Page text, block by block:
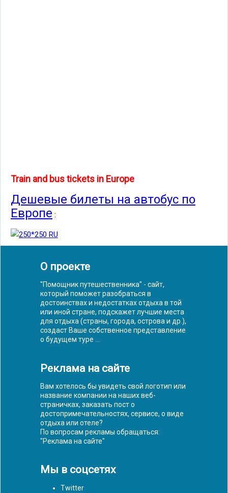
Train and bus tickets in Europe
Дешевые билеты на автобус по
Европе :
О проекте
"Помощник путешественника" - сайт,
который поможет разобраться в
достоинствах и недостатках отдыха в той
или иной стране, подскажет лучшие места
для отдыха (страны, города, острова и др.),
создаст Ваше собственное представление
о будущем туре ...
Реклама на сайте
Вам хотелось бы увидеть свой логотип или
название компании на наших веб-
страничках, заказать пост о
достопримечательностях, сервисе, о виде
отдыха или отеле?
По вопросам рекламы обращаться:
"Реклама на сайте"
Мы в соцсетях
Twitter